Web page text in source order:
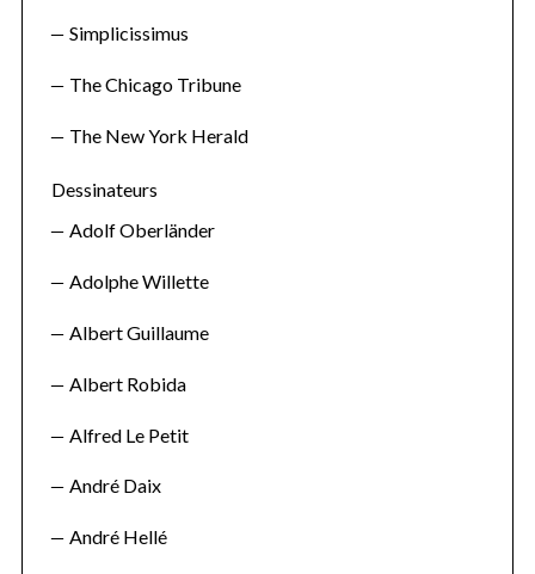
Simplicissimus
The Chicago Tribune
The New York Herald
Dessinateurs
Adolf Oberländer
Adolphe Willette
Albert Guillaume
Albert Robida
Alfred Le Petit
André Daix
André Hellé